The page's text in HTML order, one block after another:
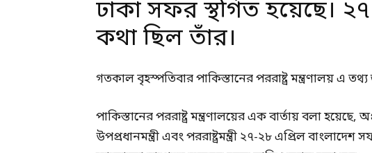
ঢাকা সফর স্থগিত হয়েছে।
কথা ছিল তাঁর।
গতকাল বৃহস্পতিবার পাকিস্তানের পররাষ্ট্র মন্ত্রণালয় এ তথ্য
পাকিস্তানের পররাষ্ট্র মন্ত্রণালয়ের এক বার্তায় বলা হয়েছে,
উপপ্রধানমন্ত্রী এবং পররাষ্ট্রমন্ত্রী ২৭-২৮ এপ্রিল